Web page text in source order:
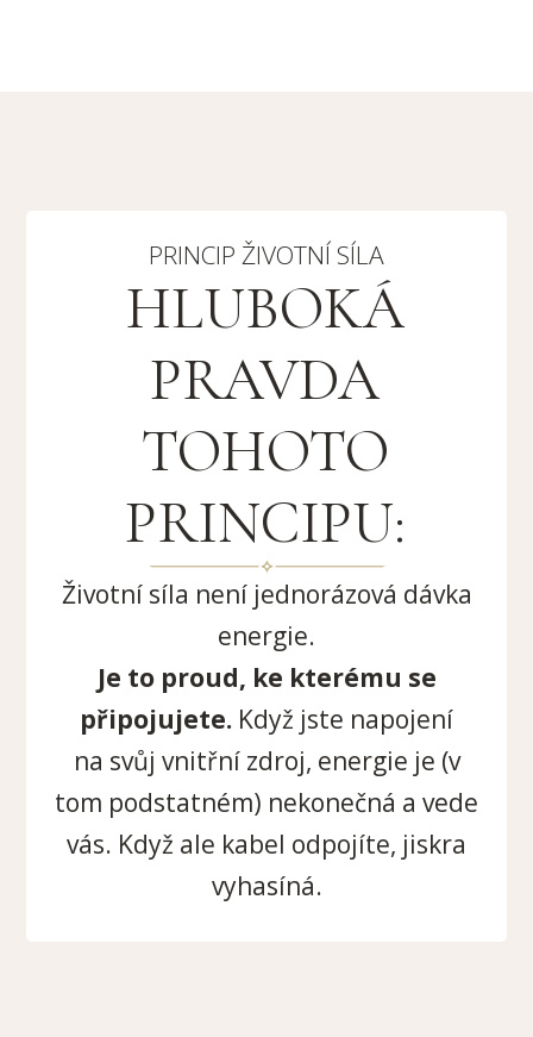
PRINCIP ŽIVOTNÍ SÍLA
HLUBOKÁ
PRAVDA
TOHOTO
PRINCIPU:
Životní síla není jednorázová dávka
energie.
Je to proud, ke kterému se
připojujete. Když jste napojení
na svůj vnitřní zdroj, energie je (v
tom podstatném) nekonečná a vede
vás. Když ale kabel odpojíte, jiskra
vyhasíná.